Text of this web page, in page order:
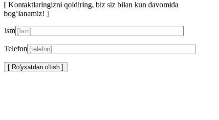
[ Kontaktlaringizni qoldiring, biz siz bilan kun davomida
bog‘lanamiz! ]
Ism
Telefon